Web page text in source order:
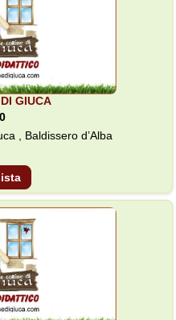
GIUCA
, Baldissero d’Alba